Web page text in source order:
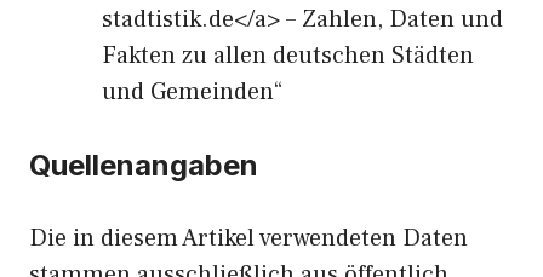
stadtistik.de</a> – Zahlen, Daten und
Fakten zu allen deutschen Städten
und Gemeinden“
Quellenangaben
Die in diesem Artikel verwendeten Daten